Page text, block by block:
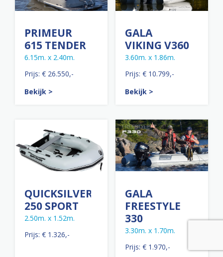
PRIMEUR
615 TENDER
6.15m. x 2.40m.
Prijs: € 26.550,-
Bekijk >
GALA
VIKING V360
3.60m. x 1.86m.
Prijs: € 10.799,-
Bekijk >
QUICKSILVER
250 SPORT
2.50m. x 1.52m.
Prijs: € 1.326,-
GALA
FREESTYLE
330
3.30m. x 1.70m.
Prijs: € 1.970,-